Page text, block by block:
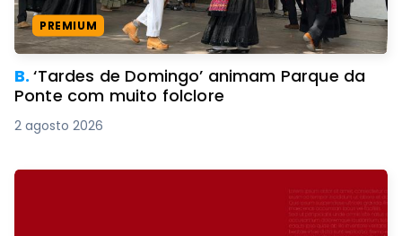
PREMIUM
B.‘Tardes de Domingo’ animam Parque da
Ponte com muito folclore
2 agosto 2026